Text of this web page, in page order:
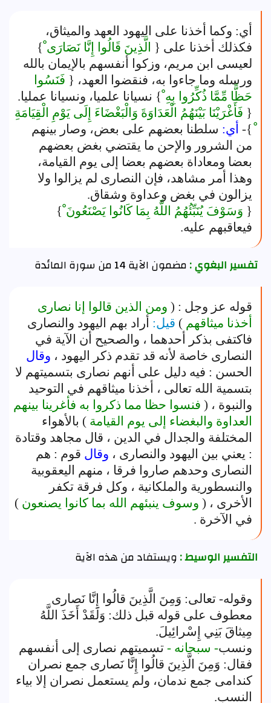
أي: وكما أخذنا على اليهود العهد والميثاق،
فكذلك أخذنا على { الَّذِينَ قَالُوا إِنَّا نَصَارَى ْ}
لعيسى ابن مريم، وزكوا أنفسهم بالإيمان بالله
ورسله وما جاءوا به، فنقضوا العهد، { فَنَسُوا
حَظًّا مِّمَّا ذُكِّرُوا بِهِ ْ} نسيانا علميا، ونسيانا عمليا.
{ فَأَغْرَيْنَا بَيْنَهُمُ الْعَدَاوَةَ وَالْبَغْضَاءَ إِلَى يَوْمِ الْقِيَامَةِ
}- أي: سلطنا بعضهم على بعض، وصار بينهم
من الشرور والإحن ما يقتضي بغض بعضهم
بعضا ومعاداة بعضهم بعضا إلى يوم القيامة،
وهذا أمر مشاهد، فإن النصارى لم يزالوا ولا
يزالون في بغض وعداوة وشقاق.
{ وَسَوْفَ يُنَبِّئُهُمُ اللَّهُ بِمَا كَانُوا يَصْنَعُونَ ْ}
فيعاقبهم عليه.
تفسير البغوي :مضمون الآية 14 من سورة المائدة
قوله عز وجل : ( ومن الذين قالوا إنا نصارى
أخذنا ميثاقهم ) قيل: أراد بهم اليهود والنصارى
فاكتفى بذكر أحدهما ، والصحيح أن الآية في
النصارى خاصة لأنه قد تقدم ذكر اليهود ، وقال
الحسن : فيه دليل على أنهم نصارى بتسميتهم لا
بتسمية الله تعالى ، أخذنا ميثاقهم في التوحيد
والنبوة ، ( فنسوا حظا مما ذكروا به فأغرينا بينهم
العداوة والبغضاء إلى يوم القيامة ) بالأهواء
المختلفة والجدال في الدين ، قال مجاهد وقتادة
: يعني بين اليهود والنصارى ، وقال قوم : هم
النصارى وحدهم صاروا فرقا ، منهم اليعقوبية
والنسطورية والملكانية ، وكل فرقة تكفر
الأخرى ، ( وسوف ينبئهم الله بما كانوا يصنعون )
في الآخرة .
التفسير الوسيط :ويستفاد من هذه الآية
وقوله- تعالى: وَمِنَ الَّذِينَ قالُوا إِنَّا نَصارى
معطوف على قوله قبل ذلك: وَلَقَدْ أَخَذَ اللَّهُ
مِيثاقَ بَنِي إِسْرائِيلَ.
ونسب- سبحانه - تسميتهم نصارى إلى أنفسهم
فقال: وَمِنَ الَّذِينَ قالُوا إِنَّا نَصارى جمع نصران
كندامى جمع ندمان، ولم يستعمل نصران إلا بياء
النسب.